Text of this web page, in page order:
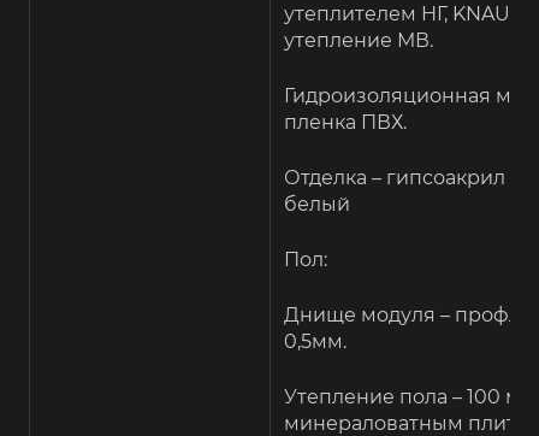
утеплителем НГ, KNAUFF,
утепление МВ.
Гидроизоляционная
пленка ПВХ.
Отделка – гипсоакрил
белый
Пол:
Днище модуля –
0,5мм.
Утепление пола – 100 мм
минераловатным